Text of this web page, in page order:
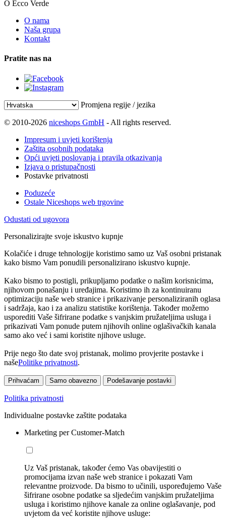
O Ecco Verde
O nama
Naša grupa
Kontakt
Pratite nas na
Promjena regije / jezika
© 2010-2026 niceshops GmbH - All rights reserved.
Impresum i uvjeti korištenja
Zaštita osobnih podataka
Opći uvjeti poslovanja i pravila otkazivanja
Izjava o pristupačnosti
Postavke privatnosti
Poduzeće
Ostale Niceshops web trgovine
Odustati od ugovora
Personalizirajte svoje iskustvo kupnje
Kolačiće i druge tehnologije koristimo samo uz Vaš osobni pristanak
kako bismo Vam ponudili personalizirano iskustvo kupnje.
Kako bismo to postigli, prikupljamo podatke o našim korisnicima,
njihovom ponašanju i uređajima. Koristimo ih za kontinuiranu
optimizaciju naše web stranice i prikazivanje personaliziranih oglasa
i sadržaja, kao i za analizu statistike korištenja. Također možemo
usporediti Vaše šifrirane podatke s vanjskim pružateljima usluga i
prikazivati Vam ponude putem njihovih online oglašivačkih kanala
samo ako već i sami koristite njihove usluge.
Prije nego što date svoj pristanak, molimo provjerite postavke i
našePolitike privatnosti.
Prihvaćam Samo obavezno Podešavanje postavki
Politika privatnosti
Individualne postavke zaštite podataka
Marketing per Customer-Match
Uz Vaš pristanak, također ćemo Vas obavijestiti o
promocijama izvan naše web stranice i pokazati Vam
relevantne proizvode. Da bismo to učinili, uspoređujemo Vaše
šifrirane osobne podatke sa sljedećim vanjskim pružateljima
usluga i koristimo njihove kanale za online oglašavanje, pod
uvjetom da već koristite njihove usluge: